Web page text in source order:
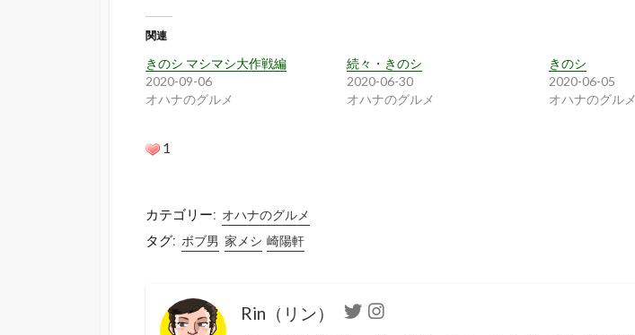
関連
きのシ マシマシ大作戦編
2020-09-06
オハナのグルメ
続々・きのシ
2020-06-30
オハナのグルメ
きのシ
2020-06-05
オハナのグルメ
1
カテゴリー: オハナのグルメ
タグ: ボブ男 家メシ 崎陽軒
Rin（リン） TwitterInstagram